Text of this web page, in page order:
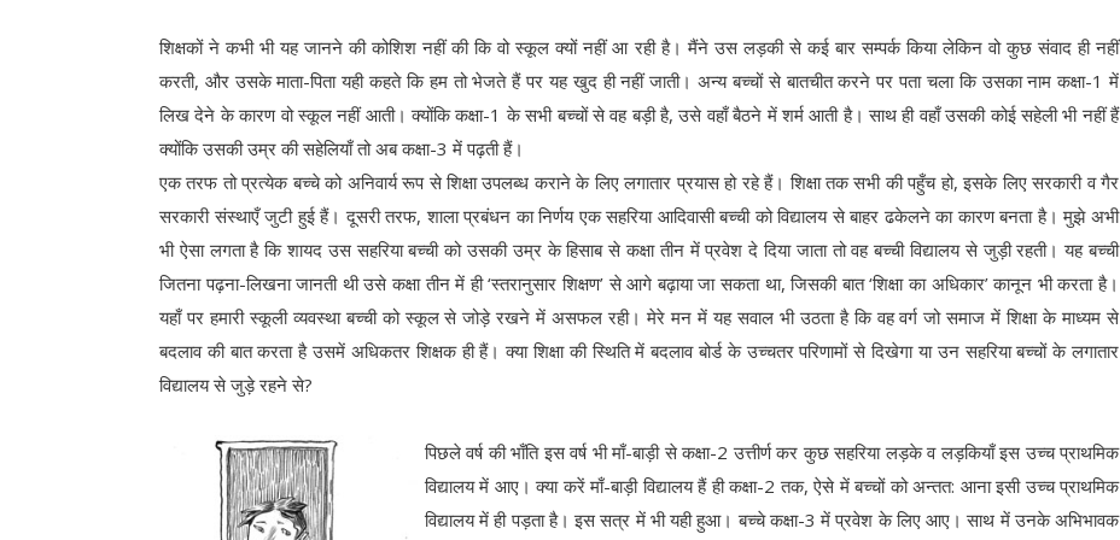
शिक्षकों ने कभी भी यह जानने की कोशिश नहीं की कि वो स्कूल क्यों नहीं आ रही है। मैंने उस लड़की से कई बार सम्पर्क किया लेकिन वो कुछ संवाद ही नहीं
करती, और उसके माता-पिता यही कहते कि हम तो भेजते हैं पर यह खुद ही नहीं जाती। अन्य बच्चों से बातचीत करने पर पता चला कि उसका नाम कक्षा-1 में
लिख देने के कारण वो स्कूल नहीं आती। क्योंकि कक्षा-1 के सभी बच्चों से वह बड़ी है, उसे वहाँ बैठने में शर्म आती है। साथ ही वहाँ उसकी कोई सहेली भी नहीं हैं
क्योंकि उसकी उम्र की सहेलियाँ तो अब कक्षा-3 में पढ़ती हैं।
एक तरफ तो प्रत्येक बच्चे को अनिवार्य रूप से शिक्षा उपलब्ध कराने के लिए लगातार प्रयास हो रहे हैं। शिक्षा तक सभी की पहुँच हो, इसके लिए सरकारी व गैर
सरकारी संस्थाएँ जुटी हुई हैं। दूसरी तरफ, शाला प्रबंधन का निर्णय एक सहरिया आदिवासी बच्ची को विद्यालय से बाहर ढकेलने का कारण बनता है। मुझे अभी
भी ऐसा लगता है कि शायद उस सहरिया बच्ची को उसकी उम्र के हिसाब से कक्षा तीन में प्रवेश दे दिया जाता तो वह बच्ची विद्यालय से जुड़ी रहती। यह बच्ची
जितना पढ़ना-लिखना जानती थी उसे कक्षा तीन में ही ‘स्तरानुसार शिक्षण’ से आगे बढ़ाया जा सकता था, जिसकी बात ‘शिक्षा का अधिकार’ कानून भी करता है।
यहाँ पर हमारी स्कूली व्यवस्था बच्ची को स्कूल से जोड़े रखने में असफल रही। मेरे मन में यह सवाल भी उठता है कि वह वर्ग जो समाज में शिक्षा के माध्यम से
बदलाव की बात करता है उसमें अधिकतर शिक्षक ही हैं। क्या शिक्षा की स्थिति में बदलाव बोर्ड के उच्चतर परिणामों से दिखेगा या उन सहरिया बच्चों के लगातार
विद्यालय से जुड़े रहने से?
पिछले वर्ष की भाँति इस वर्ष भी माँ-बाड़ी से कक्षा-2 उत्तीर्ण कर कुछ सहरिया लड़के व लड़कियाँ इस उच्च प्राथमिक
विद्यालय में आए। क्या करें माँ-बाड़ी विद्यालय हैं ही कक्षा-2 तक, ऐसे में बच्चों को अन्तत: आना इसी उच्च प्राथमिक
विद्यालय में ही पड़ता है। इस सत्र में भी यही हुआ। बच्चे कक्षा-3 में प्रवेश के लिए आए। साथ में उनके अभिभावक